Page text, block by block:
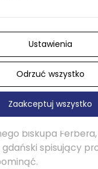
odnotowana
sejmikach — w
Na sejmik u w dniu
członkiem
jego
sejmiku w
zastępował
biskupa
spisujący
Ustawienia
Odrzuć wszystko
Zaakceptuj wszystko